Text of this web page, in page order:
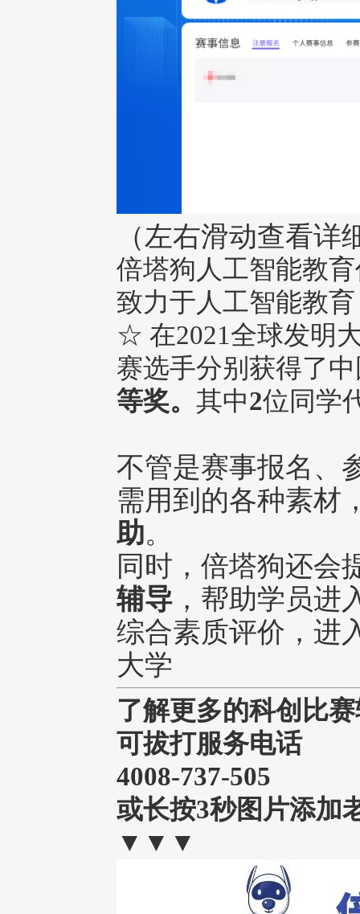
（左右滑动查看详
倍塔狗人工智能教
致力于人工智能教
☆ 在2021全球发明
赛选手分别获得了
等奖。 其中2位同学
不管是赛事报名、
需用到的各种素材
助。
同时，倍塔狗还会
辅导 ，帮助学员
综合素质评价，进
大学
了解更多的科创比
可拔打服务电话
4008-737-505
或长按3秒图片添加
▼▼▼